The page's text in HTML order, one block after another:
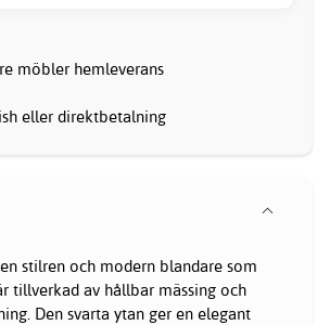
möbler hemleverans
eller direktbetalning
stilren och modern blandare som
tillverkad av hållbar mässing och
Den svarta ytan ger en elegant